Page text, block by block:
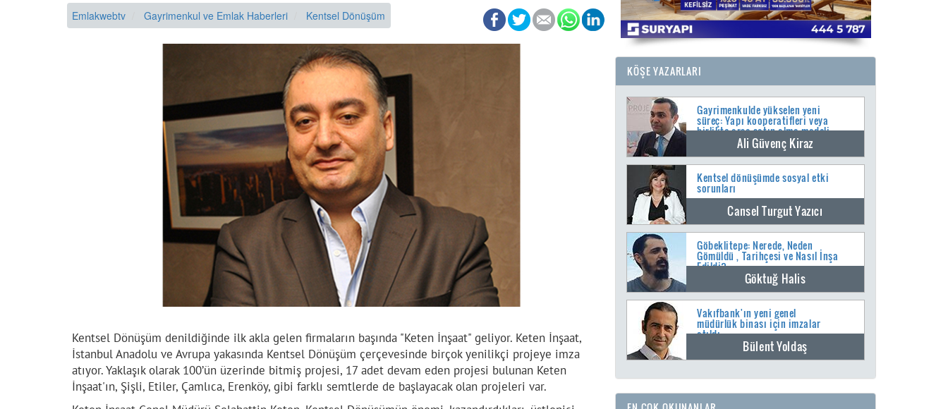
Emlakwebtv Gayrimenkul ve Emlak Haberleri Kentsel Dönüşüm
Kentsel Dönüşüm denildiğinde ilk akla gelen firmaların başında "Keten İnşaat" geliyor. Keten İnşaat,
İstanbul Anadolu ve Avrupa yakasında Kentsel Dönüşüm çerçevesinde birçok yenilikçi projeye imza
atıyor. Yaklaşık olarak 100’ün üzerinde bitmiş projesi, 17 adet devam eden projesi bulunan Keten
İnşaat'ın, Şişli, Etiler, Çamlıca, Erenköy, gibi farklı semtlerde de başlayacak olan projeleri var.
KÖŞE YAZARLARI
Gayrimenkulde yükselen yeni
süreç: Yapı kooperatifleri veya
birlikte arsa satın alma modeli
Ali Güvenç Kiraz
Kentsel dönüşümde sosyal etki
sorunları
Cansel Turgut Yazıcı
Göbeklitepe: Nerede, Neden
Gömüldü , Tarihçesi ve Nasıl İnşa
Edildi?
Göktuğ Halis
Vakıfbank'ın yeni genel
müdürlük binası için imzalar
atıldı
Bülent Yoldaş